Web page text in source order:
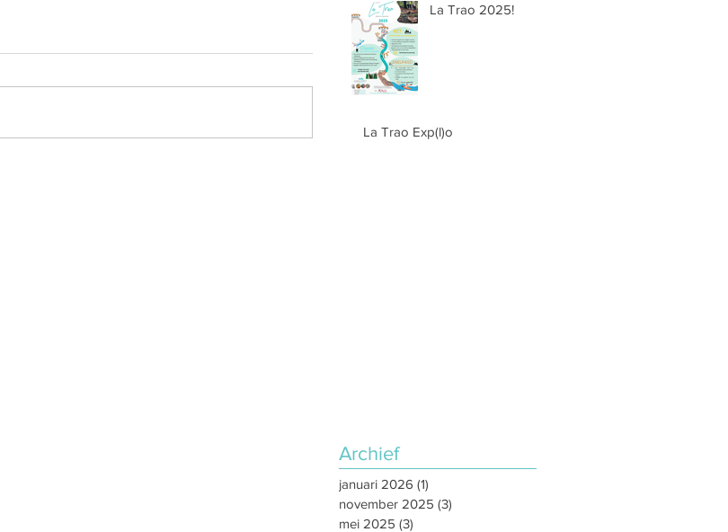
La Trao 2025!
La Trao Exp(l)o
Archief
januari 2026 (1)
november 2025 (3)
mei 2025 (3)